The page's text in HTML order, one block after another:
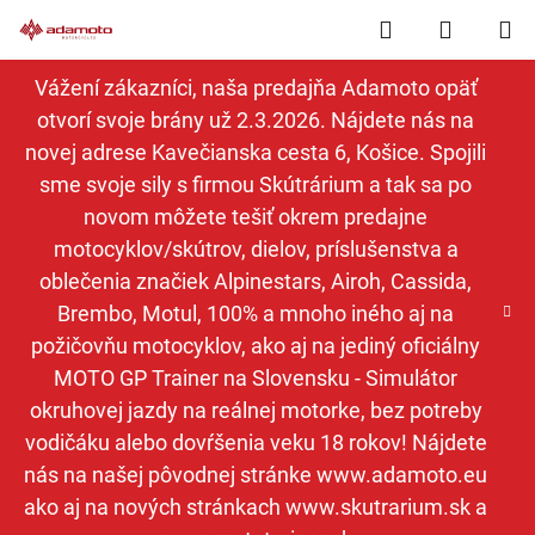
na
obsah
Vážení zákazníci, naša predajňa Adamoto opäť
otvorí svoje brány už 2.3.2026. Nájdete nás na
novej adrese Kavečianska cesta 6, Košice. Spojili
sme svoje sily s firmou Skútrárium a tak sa po
novom môžete tešiť okrem predajne
motocyklov/skútrov, dielov, príslušenstva a
oblečenia značiek Alpinestars, Airoh, Cassida,
Brembo, Motul, 100% a mnoho iného aj na
požičovňu motocyklov, ako aj na jediný oficiálny
MOTO GP Trainer na Slovensku - Simulátor
okruhovej jazdy na reálnej motorke, bez potreby
vodičáku alebo dovŕšenia veku 18 rokov! Nájdete
nás na našej pôvodnej stránke www.adamoto.eu
ako aj na nových stránkach www.skutrarium.sk a
Hľadať
KOŠÍK